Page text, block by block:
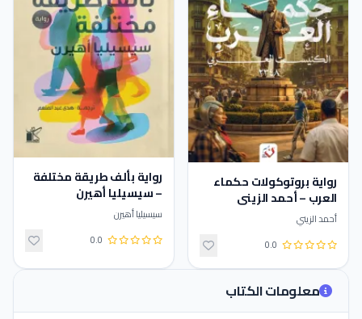
رواية بروتوكولات حكماء
العرب – أحمد الزيني
أحمد الزيني
0.0
رواية بألف طريقة مختلفة
– سيسيليا أهيرن
سيسيليا أهيرن
0.0
معلومات الكتاب